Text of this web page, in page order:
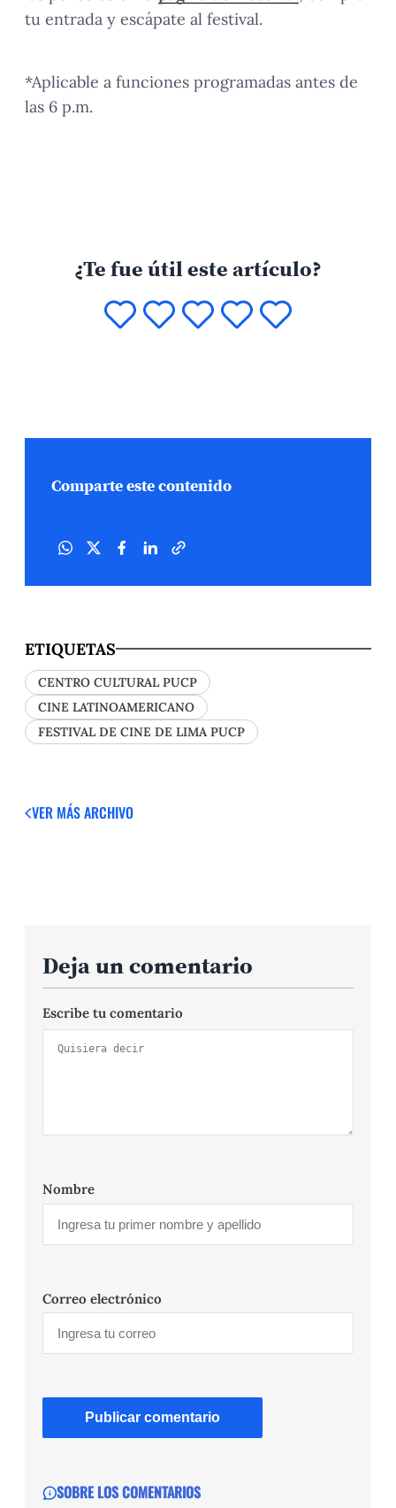
tu entrada y escápate al festival.
*Aplicable a funciones programadas antes de
las 6 p.m.
¿Te fue útil este artículo?
Comparte este contenido
ETIQUETAS
CENTRO CULTURAL PUCP
CINE LATINOAMERICANO
FESTIVAL DE CINE DE LIMA PUCP
VER MÁSARCHIVO
Deja un comentario
Escribe tu comentario
Nombre
Correo electrónico
SOBRE LOS COMENTARIOS